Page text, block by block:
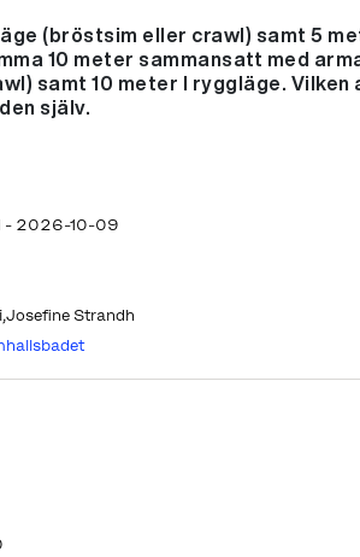
(bröstsim eller crawl) samt 5
10 meter sammansatt med
samt 10 meter I ryggläge.
själv.
- 2026-10-09
Strandh